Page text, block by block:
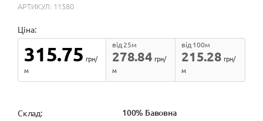
АРТИКУЛ: 11580
Ціна:
315.75 грн/
м
278.84
від 25м
грн/
м
215.28
від 100м
грн/
м
Cклад: 100% Бавовна